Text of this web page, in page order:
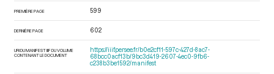
PREMIÈRE PAGE 599
DERNIÈRE PAGE 602
URI DU MANIFEST IIIF DU VOLUME
CONTENANT LE DOCUMENT
https://iiif.persee.fr/b0e2cf11-597c-427d-8ac7-
68bcc0acf13b/9bc3d419-2607-4ec0-9fb6-
c238b3be1592/manifest